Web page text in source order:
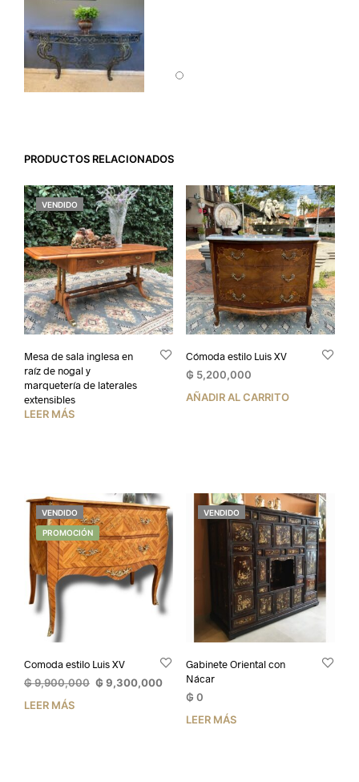
PRODUCTOS RELACIONADOS
VENDIDO
Mesa de sala inglesa en
raíz de nogal y
marquetería de laterales
extensibles
LEER MÁS
Cómoda estilo Luis XV
₲ 5,200,000
AÑADIR AL CARRITO
VENDIDO
PROMOCIÓN
Comoda estilo Luis XV
₲9,900,000 El
₲9,300,000El
precio
LEER MÁS
VENDIDO
Gabinete Oriental con
Nácar
₲ 0
LEER MÁS